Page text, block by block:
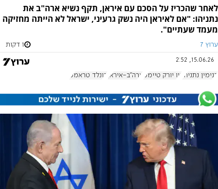
לאחר שהכריז על הסכם עם איראן, תקף נשיא ארה"ב את
נתניהו: "אם לאיראן היה נשק גרעיני, ישראל לא הייתה מחזיקה
מעמד שעתיים".
ערוץ 7 1 דקות
15.06.26, 2:52
בנימין נתניהו ניו יורק טיימס ארה"ב-איראן דונלד טראמפ